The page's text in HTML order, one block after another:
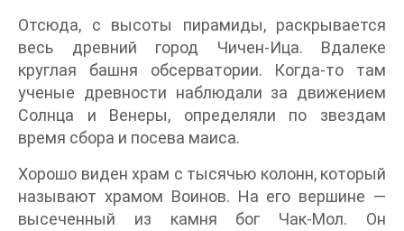
Отсюда, с высоты пирамиды, раскрывается
весь древний город Чичен-Ица. Вдалеке
круглая башня обсерватории. Когда-то там
ученые древности наблюдали за движением
Солнца и Венеры, определяли по звездам
время сбора и посева маиса.
Хорошо виден храм с тысячью колонн, который
называют храмом Воинов. На его вершине —
высеченный из камня бог Чак-Мол. Он